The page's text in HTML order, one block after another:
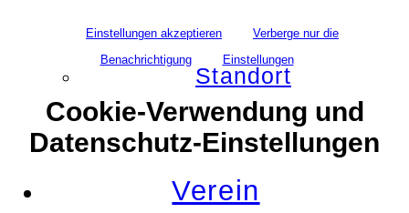
Standort
Verein
Einstellungen akzeptieren
Verberge nur die
Benachrichtigung
Einstellungen
Cookie-Verwendung und
Datenschutz-Einstellungen